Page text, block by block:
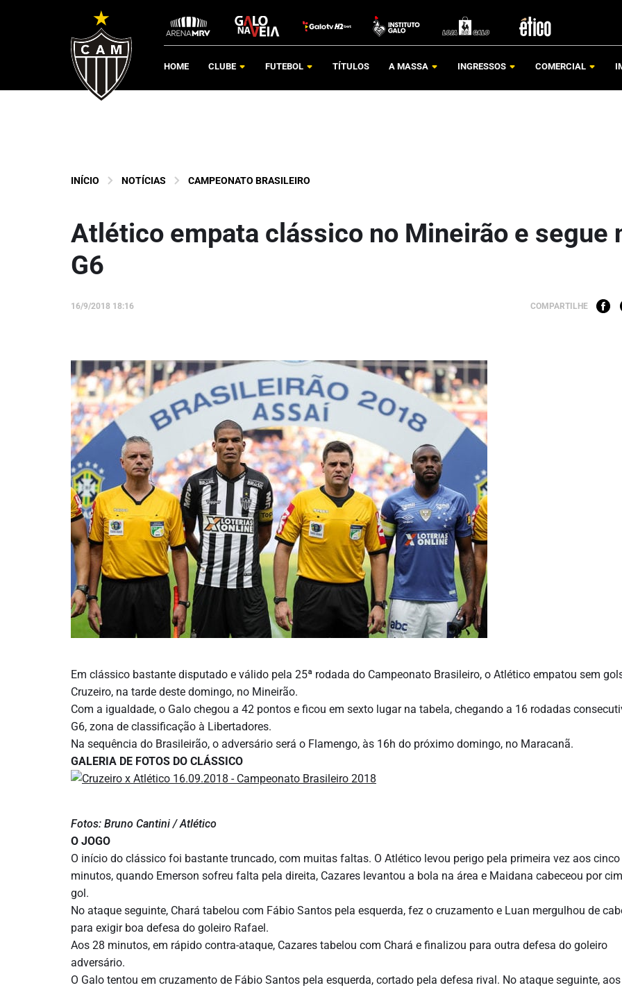
HOME CLUBE FUTEBOL TÍTULOS A MASSA INGRESSOS COMERCIAL
INÍCIO NOTÍCIAS CAMPEONATO BRASILEIRO
Atlético empata clássico no Mineirão e segue
G6
16/9/2018 18:16 COMPARTILHE
Em clássico bastante disputado e válido pela 25ª rodada do Campeonato Brasileiro, o Atlético empatou sem
Cruzeiro, na tarde deste domingo, no Mineirão.
Com a igualdade, o Galo chegou a 42 pontos e ficou em sexto lugar na tabela, chegando a 16 rodadas
G6, zona de classificação à Libertadores.
Na sequência do Brasileirão, o adversário será o Flamengo, às 16h do próximo domingo, no Maracanã.
GALERIA DE FOTOS DO CLÁSSICO
Fotos: Bruno Cantini / Atlético
O JOGO
O início do clássico foi bastante truncado, com muitas faltas. O Atlético levou perigo pela primeira vez aos cinco
minutos, quando Emerson sofreu falta pela direita, Cazares levantou a bola na área e Maidana cabeceou por
gol.
No ataque seguinte, Chará tabelou com Fábio Santos pela esquerda, fez o cruzamento e Luan mergulhou de
para exigir boa defesa do goleiro Rafael.
Aos 28 minutos, em rápido contra-ataque, Cazares tabelou com Chará e finalizou para outra defesa do goleiro
adversário.
O Galo tentou em cruzamento de Fábio Santos pela esquerda, cortado pela defesa rival. No ataque seguinte,